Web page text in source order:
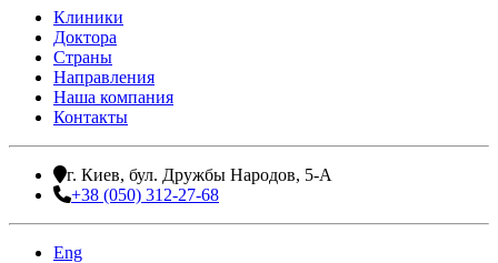
Клиники
Доктора
Страны
Направления
Наша компания
Контакты
г. Киев, бул. Дружбы Народов, 5-А
+38 (050) 312-27-68
Eng